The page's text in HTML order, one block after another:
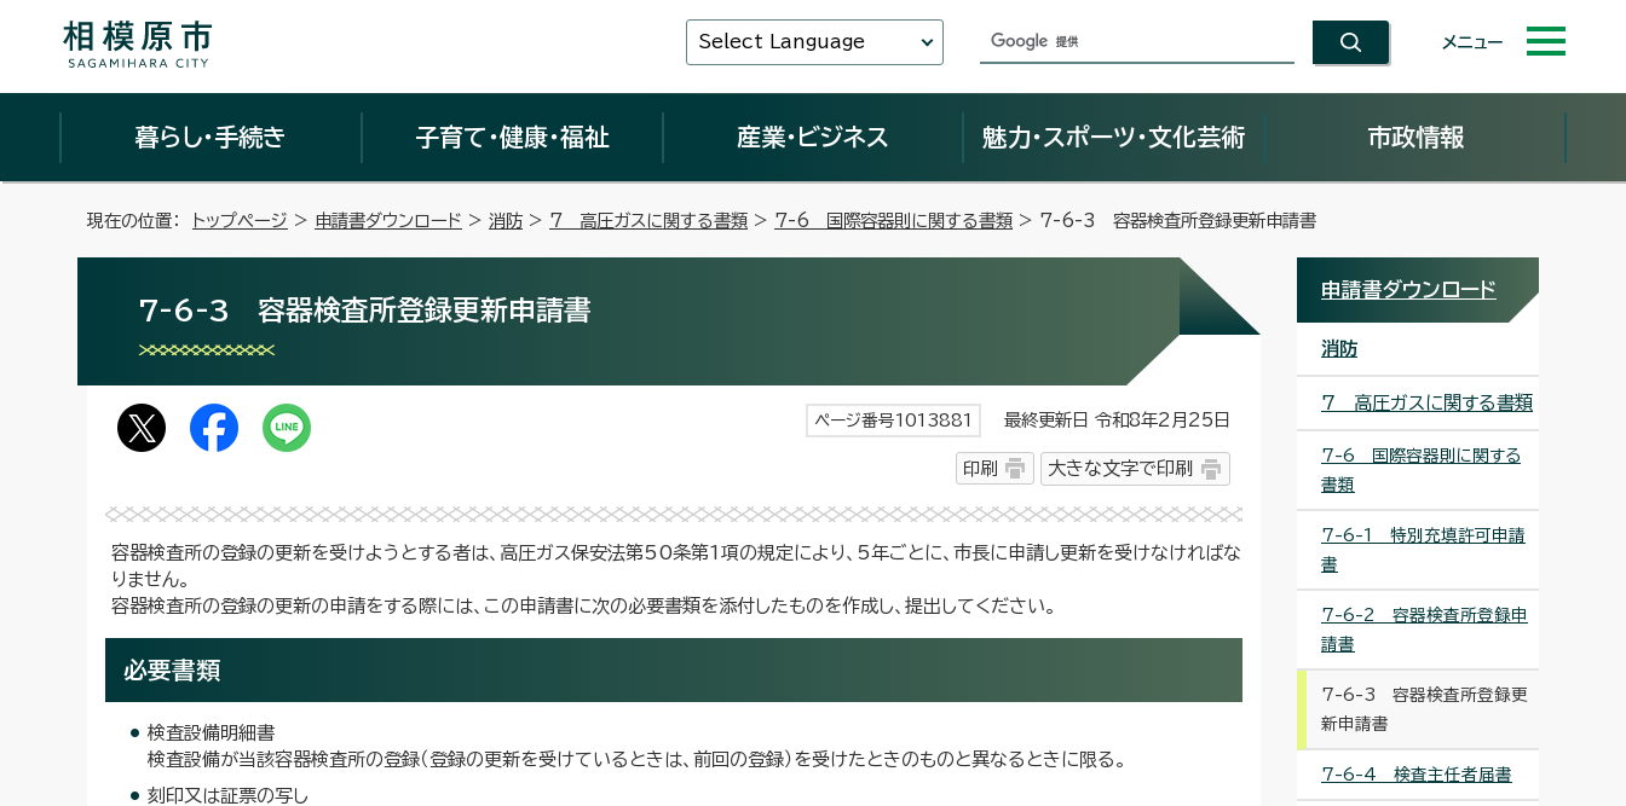
Select Language メニュー
暮らし・手続き 子育て・健康・福祉 産業・ビジネス 魅力・スポーツ・文化芸術 市政情報
現在の位置： トップページ > 申請書ダウンロード > 消防 > 7 高圧ガスに関する書類 > 7-6 国際容器則に関する書類 > 7-6-3 容器検査所登録更新申請書
7-6-3 容器検査所登録更新申請書
ページ番号1013881 最終更新日 令和8年2月25日
印刷 大きな文字で印刷
容器検査所の登録の更新を受けようとする者は、高圧ガス保安法第50条第1項の規定により、5年ごとに、市長に申請し更新を受けなければな
りません。
容器検査所の登録の更新の申請をする際には、この申請書に次の必要書類を添付したものを作成し、提出してください。
必要書類
検査設備明細書
検査設備が当該容器検査所の登録（登録の更新を受けているときは、前回の登録）を受けたときのものと異なるときに限る。
刻印又は証票の写し
申請書ダウンロード
消防
7 高圧ガスに関する書類
7-6 国際容器則に関する
書類
7-6-1 特別充填許可申請
書
7-6-2 容器検査所登録申
請書
7-6-3 容器検査所登録更
新申請書
7-6-4 検査主任者届書